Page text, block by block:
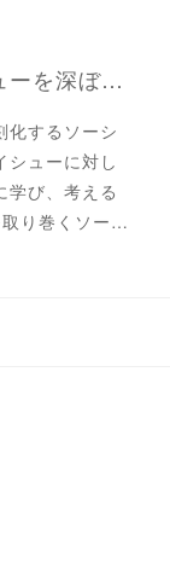
【終了】静岡のソーシャルイシューを深ぼる勉強会「第3回高齢者介護を取り巻くソーシャルイシュー」
化するソーシ
シューに対し
学び、考える
り巻くソー…